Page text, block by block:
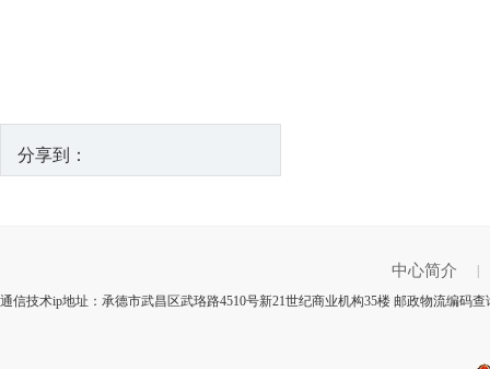
分享到：
中心简介
通信技术ip地址：承德市武昌区武珞路4510号新21世纪商业机构35楼 邮政物流编码